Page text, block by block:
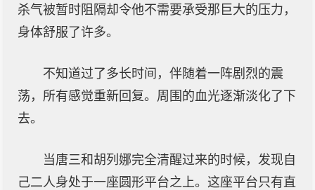
杀气被暂时阻隔却令他不需要承受那巨大的压力，
身体舒服了许多。
不知道过了多长时间，伴随着一阵剧烈的震
荡，所有感觉重新回复。周围的血光逐渐淡化了下
去。
当唐三和胡列娜完全清醒过来的时候，发现自
己二人身处于一座圆形平台之上。这座平台只有直